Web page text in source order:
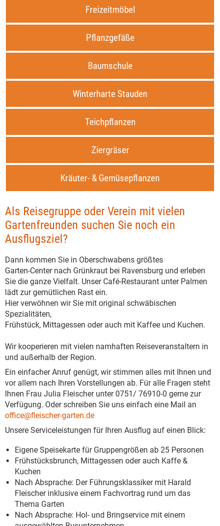
Freizeitmöbel
Pflanzgefäße
Baumschule
Winterharte Stauden
Teichpflanzen
Ziergräser
Kräuter- & Gemüsepflanzen
Als Reisegruppe oder Verein mit vielen
Gartenfreunden suchen Sie noch ein
Ausflugsziel?
Dann kommen Sie in Oberschwabens größtes
Garten-Center nach Grünkraut bei Ravensburg und erleben
Sie die ganze Vielfalt. Unser Café-Restaurant unter Palmen
lädt zur gemütlichen Rast ein.
Hier verwöhnen wir Sie mit original schwäbischen
Spezialitäten,
Frühstück, Mittagessen oder auch mit Kaffee und Kuchen.
Wir kooperieren mit vielen namhaften Reiseveranstaltern in
und außerhalb der Region.
Ein einfacher Anruf genügt, wir stimmen alles mit Ihnen und
vor allem nach Ihren Vorstellungen ab. Für alle Fragen steht
Ihnen Frau Julia Fleischer unter 0751/ 76910-0 gerne zur
Verfügung. Oder schreiben Sie uns einfach eine Mail an
office@fleischer-garten.de
Unsere Serviceleistungen für Ihren Ausflug auf einen Blick:
Eigene Speisekarte für Gruppengrößen ab 25 Personen
Frühstücksbrunch, Mittagessen oder auch Kaffe &
Kuchen
Nach Absprache: Der Führungsklassiker mit Harald
Fleischer inklusive einem Fachvortrag rund um das
Thema Garten
Nach Absprache: Hol- und Bringservice mit einem